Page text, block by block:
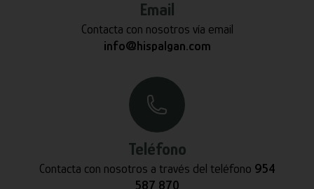
Email
Contacta con nosotros vía email
info@hispalgan.com
Teléfono
Contacta con nosotros a través del teléfono 954
587 870